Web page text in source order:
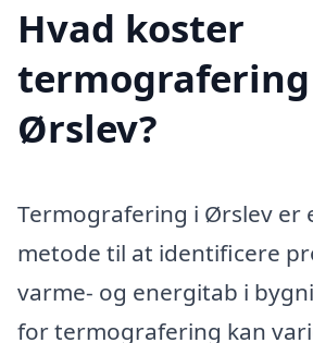
Hvad koster
Ørslev?
Termografering i Ørslev er
metode til at identificere
varme- og energitab i
for termografering kan